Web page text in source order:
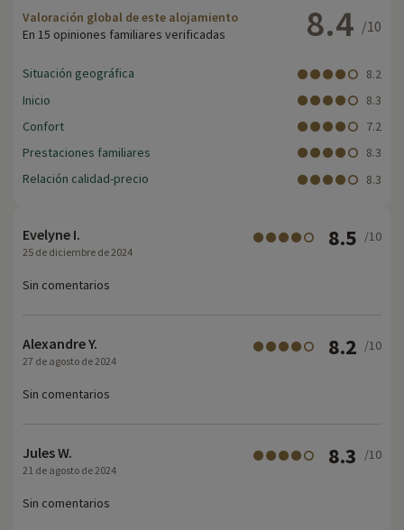
Valoración global de este alojamiento
En 15 opiniones familiares verificadas
8.4 /10
Situación geográfica
8.2
Inicio
8.3
Confort
7.2
Prestaciones familiares
8.3
Relación calidad-precio
8.3
Evelyne I.
25 de diciembre de 2024
8.5 /10
Sin comentarios
Alexandre Y.
27 de agosto de 2024
8.2 /10
Sin comentarios
Jules W.
21 de agosto de 2024
8.3 /10
Sin comentarios